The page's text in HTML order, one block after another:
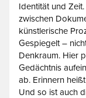
Identität und
zwischen
künstlerische
Gespiegelt –
Denkraum. Hier
Gedächtnis
ab. Erinnern
Und so ist auch